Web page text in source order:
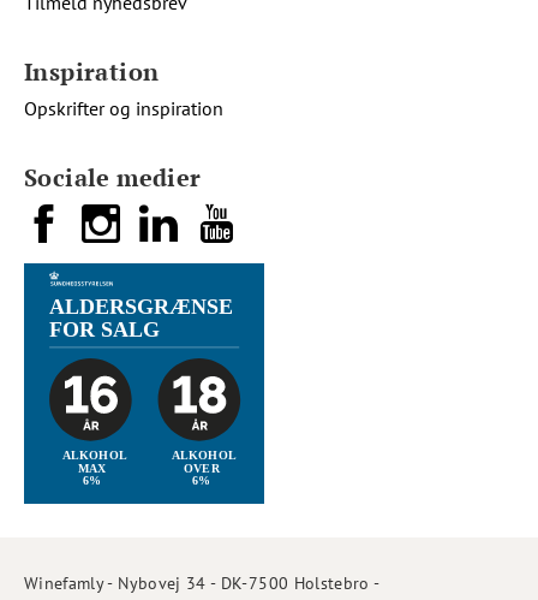
Sociale medier
Inspiration
Opskrifter og inspiration
Winefamly - Nybovej 34 - DK-7500 Holstebro -